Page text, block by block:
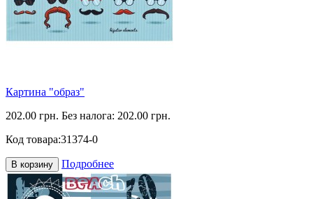
Картина "образ"
202.00 грн. Без налога: 202.00 грн.
Код товара:31374-0
В корзину Подробнее